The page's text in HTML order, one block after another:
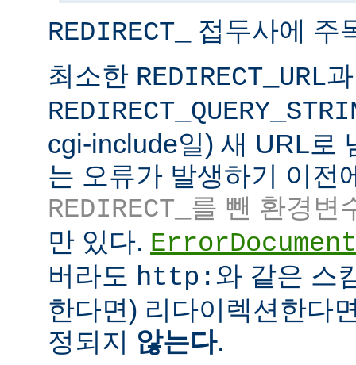
REDIRECT_
접두사에 주
최소한 REDIRECT_URL과
cgi-include일) 새 URL로
는 오류가 발생하기 이전
REDIRECT_ 를 뺀 환경변
만 있다. ErrorDocument
버라도 http: 와 같은 스
한다면) 리다이렉션한다
정되지 않는다.